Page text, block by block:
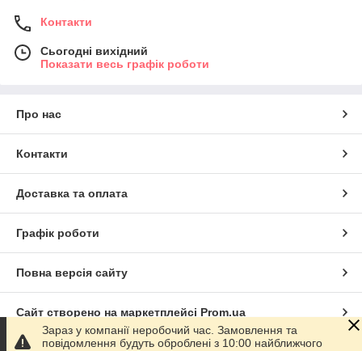
Контакти
Сьогодні вихідний
Показати весь графік роботи
Про нас
Контакти
Доставка та оплата
Графік роботи
Повна версія сайту
Сайт створено на маркетплейсі Prom.ua
Зараз у компанії неробочий час. Замовлення та
повідомлення будуть оброблені з 10:00 найближчого